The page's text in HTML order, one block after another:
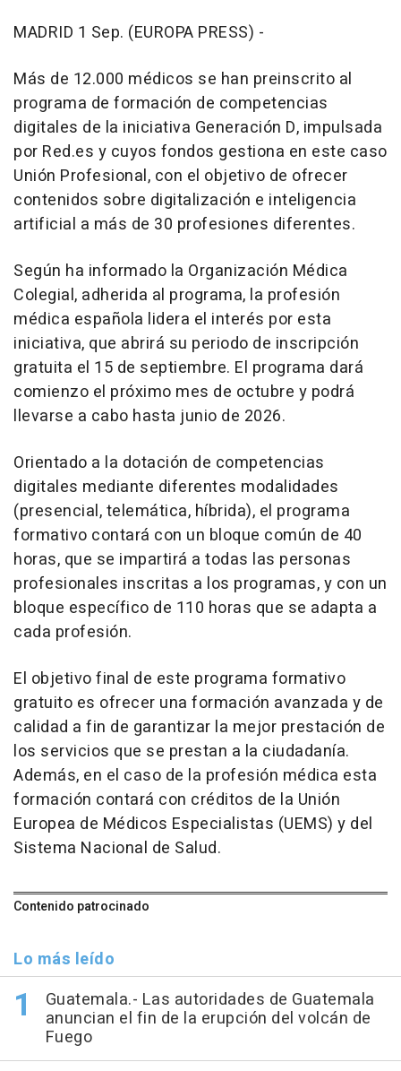
MADRID 1 Sep. (EUROPA PRESS) -
Más de 12.000 médicos se han preinscrito al
programa de formación de competencias
digitales de la iniciativa Generación D, impulsada
por Red.es y cuyos fondos gestiona en este caso
Unión Profesional, con el objetivo de ofrecer
contenidos sobre digitalización e inteligencia
artificial a más de 30 profesiones diferentes.
Según ha informado la Organización Médica
Colegial, adherida al programa, la profesión
médica española lidera el interés por esta
iniciativa, que abrirá su periodo de inscripción
gratuita el 15 de septiembre. El programa dará
comienzo el próximo mes de octubre y podrá
llevarse a cabo hasta junio de 2026.
Orientado a la dotación de competencias
digitales mediante diferentes modalidades
(presencial, telemática, híbrida), el programa
formativo contará con un bloque común de 40
horas, que se impartirá a todas las personas
profesionales inscritas a los programas, y con un
bloque específico de 110 horas que se adapta a
cada profesión.
El objetivo final de este programa formativo
gratuito es ofrecer una formación avanzada y de
calidad a fin de garantizar la mejor prestación de
los servicios que se prestan a la ciudadanía.
Además, en el caso de la profesión médica esta
formación contará con créditos de la Unión
Europea de Médicos Especialistas (UEMS) y del
Sistema Nacional de Salud.
Contenido patrocinado
Lo más leído
Guatemala.- Las autoridades de Guatemala
anuncian el fin de la erupción del volcán de
Fuego